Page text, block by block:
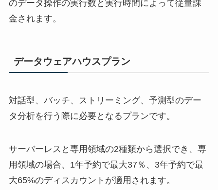
のデータ操作の実行数と実行時間によって従量課
金されます。
データウェアハウスプラン
対話型、バッチ、ストリーミング、予測型のデー
タ分析を行う際に必要となるプランです。
サーバーレスと専用領域の2種類から選択でき、専
用領域の場合、1年予約で最大37％、3年予約で最
大65%のディスカウントが適用されます。